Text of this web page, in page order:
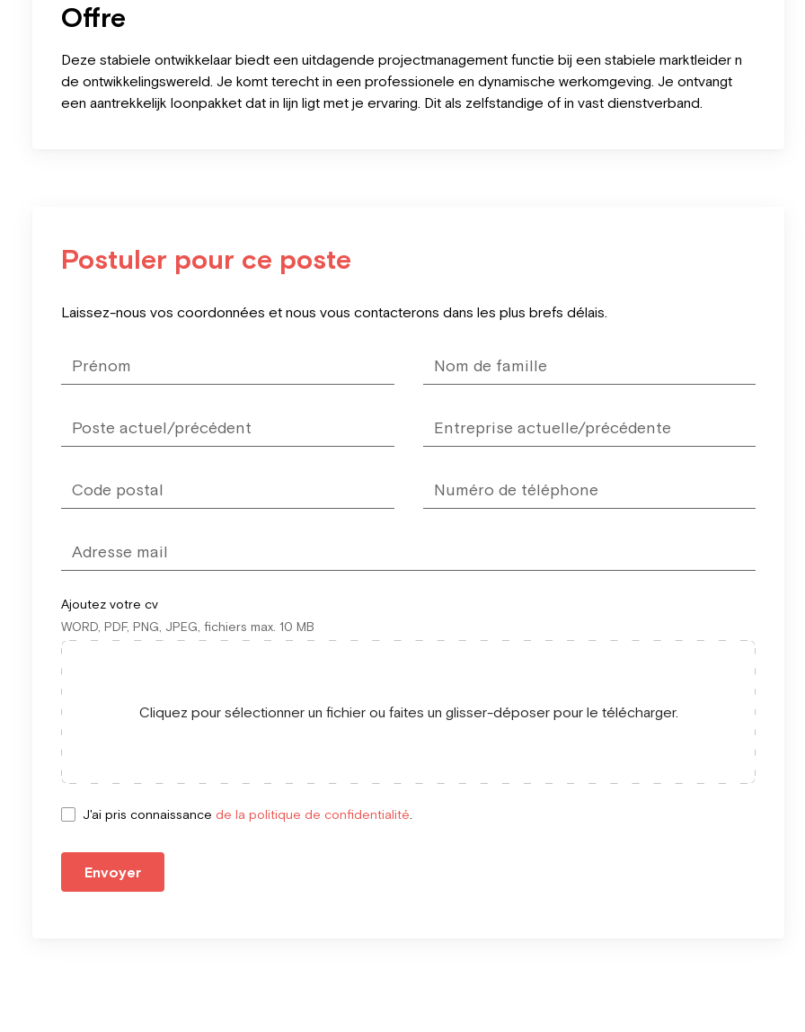
Offre
Deze stabiele ontwikkelaar biedt een uitdagende projectmanagement functie bij een stabiele marktleider n
de ontwikkelingswereld. Je komt terecht in een professionele en dynamische werkomgeving. Je ontvangt
een aantrekkelijk loonpakket dat in lijn ligt met je ervaring. Dit als zelfstandige of in vast dienstverband.
Postuler pour ce poste
blank
Laissez-nous vos coordonnées et nous vous contacterons dans les plus brefs délais.
Ajoutez votre cv
WORD, PDF, PNG, JPEG, fichiers max. 10 MB
Cliquez pour sélectionner un fichier ou faites un glisser-déposer pour le télécharger.
J'ai pris connaissance de la politique de confidentialité
Envoyer